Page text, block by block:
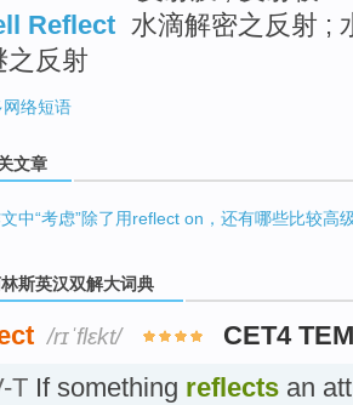
Reflect 水滴解密之反射 ;
之反射
网络短语
文章
中“考虑”除了用reflect on，还有哪些比较高
斯英汉双解大词典
/rɪˈflɛkt/ CET4
T If something reflects an